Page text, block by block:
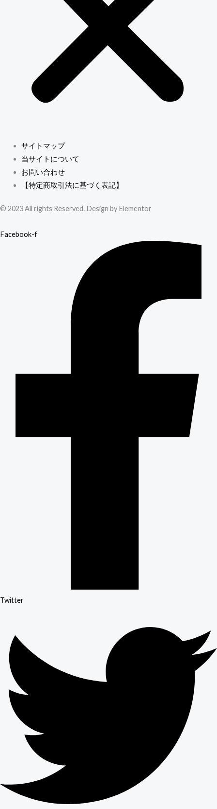
サイトマップ
当サイトについて
お問い合わせ
【特定商取引法に基づく表記】
© 2023 All rights Reserved. Design by Elementor
Facebook-f
Twitter